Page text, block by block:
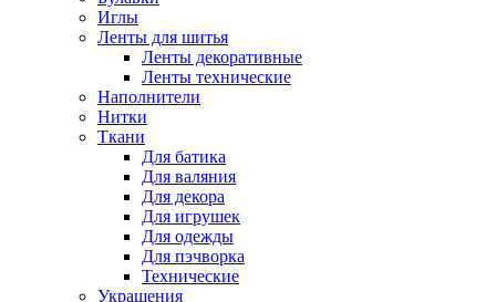
Иглы
Ленты для шитья
Ленты декоративные
Ленты технические
Наполнители
Нитки
Ткани
Для батика
Для валяния
Для декора
Для игрушек
Для одежды
Для пэчворка
Технические
Украшения